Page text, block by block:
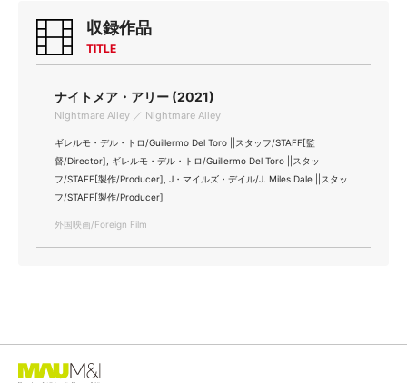
収録作品
TITLE
ナイトメア・アリー (2021)
Nightmare Alley ／ Nightmare Alley
ギレルモ・デル・トロ/Guillermo Del Toro ||スタッフ/STAFF[監
督/Director], ギレルモ・デル・トロ/Guillermo Del Toro ||スタッ
フ/STAFF[製作/Producer], J・マイルズ・デイル/J. Miles Dale ||スタッ
フ/STAFF[製作/Producer]
外国映画/Foreign Film